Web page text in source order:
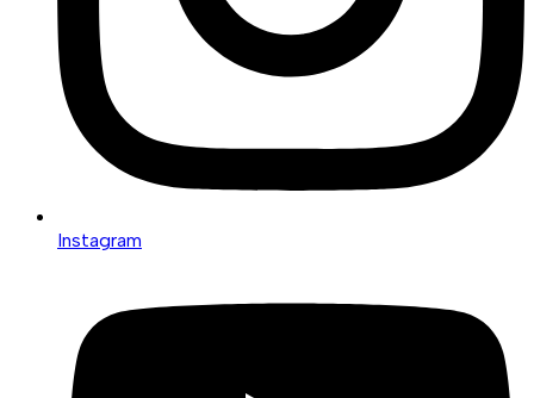
Instagram